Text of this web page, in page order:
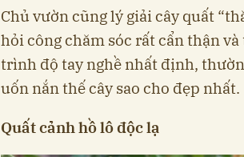
Chủ vườn cũng lý giải cây quất
hỏi công chăm sóc rất cẩn thận
trình độ tay nghề nhất định,
uốn nắn thế cây sao cho đẹp nhất.
Quất cảnh hồ lô độc lạ